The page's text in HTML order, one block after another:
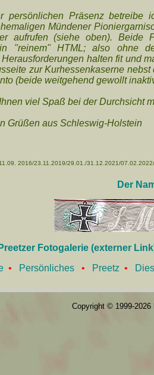
persönlichen Präsenz betreibe
Mündener
aufrufen (siehe oben). Beide
"reinem" HTML; also ohne
halten fit und
zur Kurhessenkaserne
(beide weitgehend gewollt
viel Spaß bei der Durchsicht
Grüßen aus Schleswig-Holstein
2016/23.11.2019/29.01./31.12.2021/07.02.2022/
Der
Preetzer Fotogalerie (externer
• Persönliches • Preetz •
Copyright © 1999-